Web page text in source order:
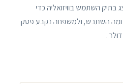
בתיק השתמש בוויזואליה כדי
ומה השתבש, ולמשפחה נקבע פסק